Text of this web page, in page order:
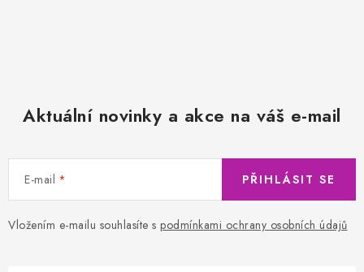
Aktuální novinky a akce na váš e-mail
E-mail
Vložením e-mailu souhlasíte s podmínkami ochrany osobních údajů
PŘIHLÁSIT SE